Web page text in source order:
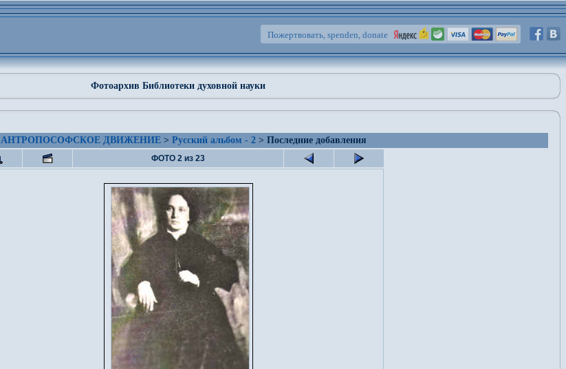
Пожертвовать, spenden, donate
Фотоархив Библиотеки духовной науки
АНТРОПОСОФСКОЕ ДВИЖЕНИЕ > Русский альбом - 2 > Последние добавления
ФОТО 2 из 23